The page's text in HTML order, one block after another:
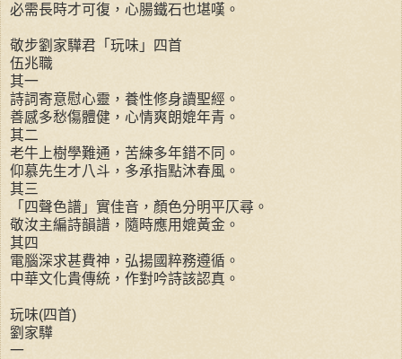
必需長時才可復，心腸鐵石也堪嘆。
敬步劉家驊君「玩味」四首
伍兆職
其一
詩詞寄意慰心靈，養性修身讀聖經。
善感多愁傷體健，心情爽朗媲年青。
其二
老牛上樹學難通，苦練多年錯不同。
仰慕先生才八斗，多承指點沐春風。
其三
「四聲色譜」實佳音，顏色分明平仄尋。
敬汝主編詩韻譜，隨時應用媲黃金。
其四
電腦深求甚費神，弘揚國粹務遵循。
中華文化貴傳統，作對吟詩該認真。
玩味(四首)
劉家驊
一